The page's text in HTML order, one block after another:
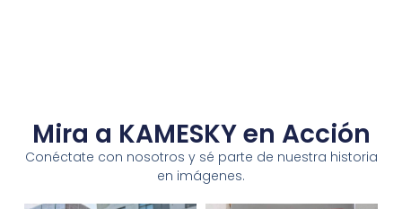
Mira a KAMESKY en Acción
Conéctate con nosotros y sé parte de nuestra historia
en imágenes.